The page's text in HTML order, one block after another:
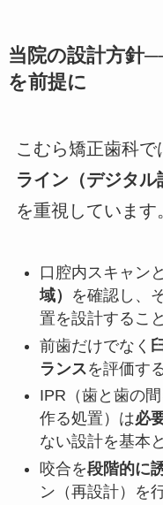
当院の設計方針
を前提に
こむら矯正歯科で
ライン（デジタル
を重視しています
口腔内スキャン
域）
を確認し、
置を設計すること
前歯だけでなく
ランスを評価す
IPR（歯と歯の
作る処置）は必
ない設計を基本
咬合を段階的に
ン（再設計）を